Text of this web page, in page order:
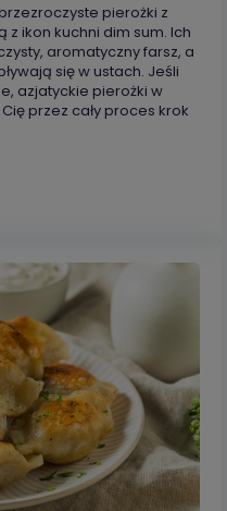
pierożki z
ikon kuchni dim sum. Ich
aromatyczny farsz, a
się w ustach. Jeśli
azjatyckie pierożki w
przez cały proces krok